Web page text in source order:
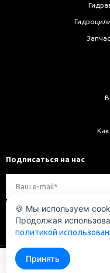
Подписаться на нас
Мы в соц. сетях
🍪 Мы используем
Продолжая
политикой
Принять